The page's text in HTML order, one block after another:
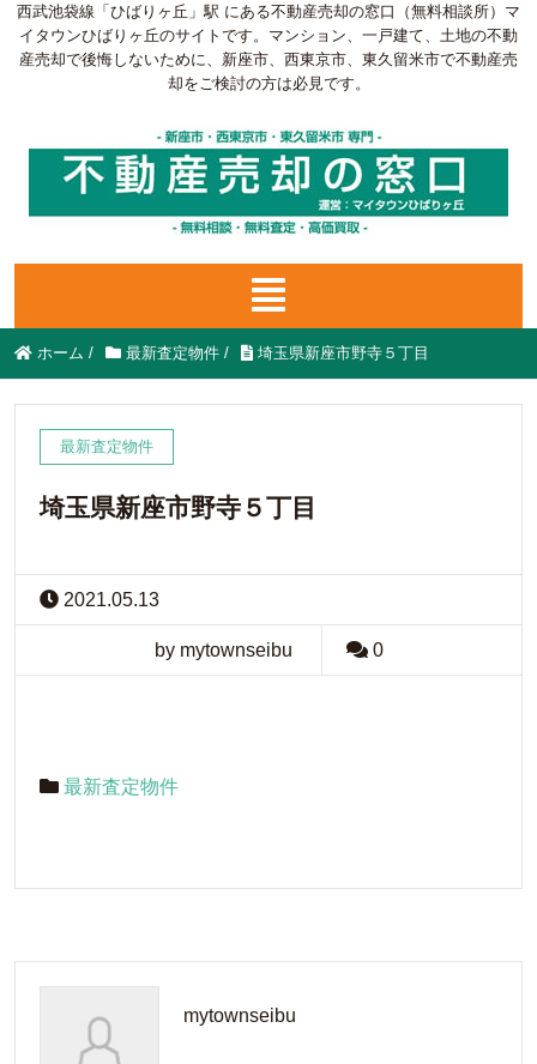
西武池袋線「ひばりヶ丘」駅 にある不動産売却の窓口（無料相談所）マ
イタウンひばりヶ丘のサイトです。マンション、一戸建て、土地の不動
産売却で後悔しないために、新座市、西東京市、東久留米市で不動産売
却をご検討の方は必見です。
ホーム / 最新査定物件 / 埼玉県新座市野寺５丁目
最新査定物件
埼玉県新座市野寺５丁目
2021.05.13
by mytownseibu 0
最新査定物件
mytownseibu